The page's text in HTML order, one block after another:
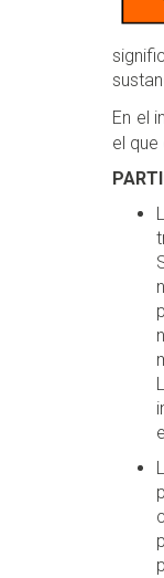
En el
el